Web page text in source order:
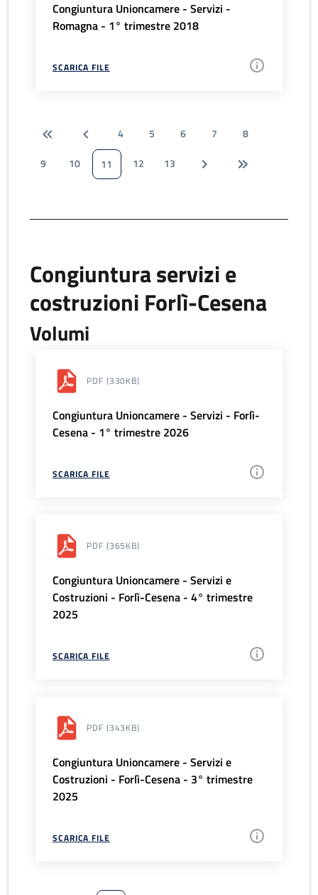
Congiuntura Unioncamere - Servizi -
Romagna - 1° trimestre 2018
SCARICA FILE
4 5 6 7
8
9
10 11 12 13
Congiuntura servizi e
costruzioni Forlì-Cesena
Volumi
PDF (330KB)
Congiuntura Unioncamere - Servizi - Forlì-
Cesena - 1° trimestre 2026
SCARICA FILE
PDF (365KB)
Congiuntura Unioncamere - Servizi e
Costruzioni - Forlì-Cesena - 4° trimestre
2025
SCARICA FILE
PDF (343KB)
Congiuntura Unioncamere - Servizi e
Costruzioni - Forlì-Cesena - 3° trimestre
2025
SCARICA FILE